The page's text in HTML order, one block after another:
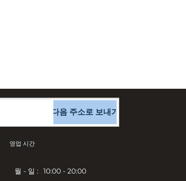
다음 주소로 보내기
영업 시간
월 - 일 : 10:00 - 20:00